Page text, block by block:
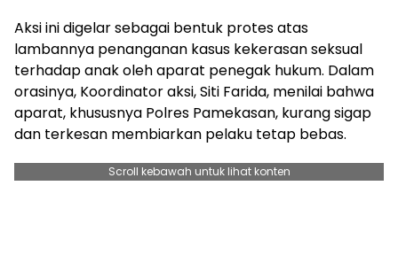
Aksi ini digelar sebagai bentuk protes atas
lambannya penanganan kasus kekerasan seksual
terhadap anak oleh aparat penegak hukum. Dalam
orasinya, Koordinator aksi, Siti Farida, menilai bahwa
aparat, khususnya Polres Pamekasan, kurang sigap
dan terkesan membiarkan pelaku tetap bebas.
Scroll kebawah untuk lihat konten